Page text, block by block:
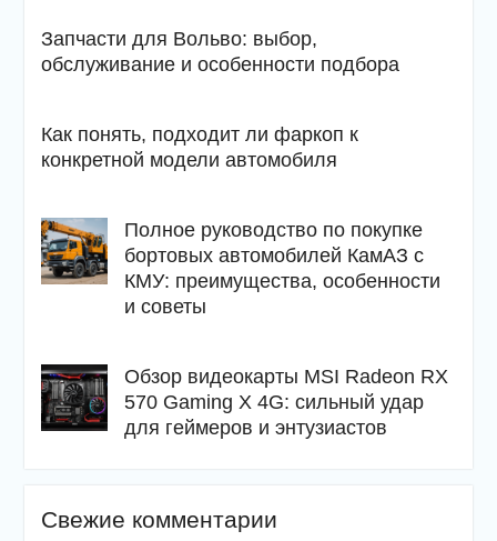
Запчасти для Вольво: выбор,
обслуживание и особенности подбора
Как понять, подходит ли фаркоп к
конкретной модели автомобиля
Полное руководство по покупке
бортовых автомобилей КамАЗ с
КМУ: преимущества, особенности
и советы
Обзор видеокарты MSI Radeon RX
570 Gaming X 4G: сильный удар
для геймеров и энтузиастов
Свежие комментарии